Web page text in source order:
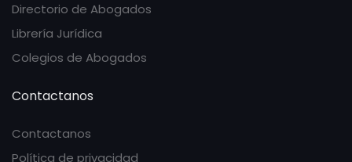
Directorio de Abogados
Librería Jurídica
Colegios de Abogados
Contactanos
Contactanos
Política de privacidad